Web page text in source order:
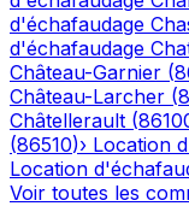
d'échafaudage
d'échafaudage
Château-Garnier (
Château-Larcher (
Châtellerault (
(86510)› Location
Location
Voir toutes les